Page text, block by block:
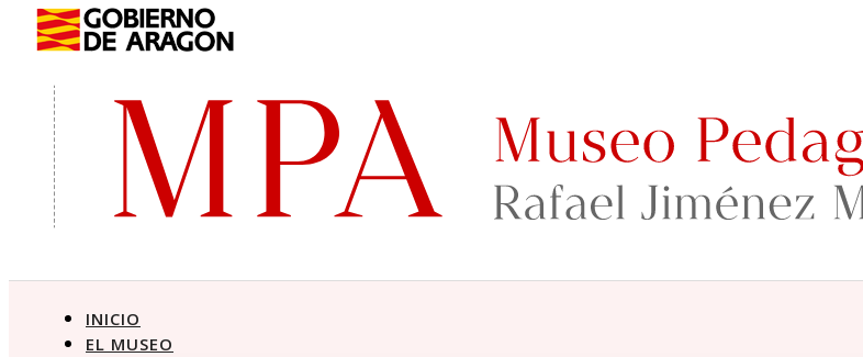
INICIO
EL MUSEO